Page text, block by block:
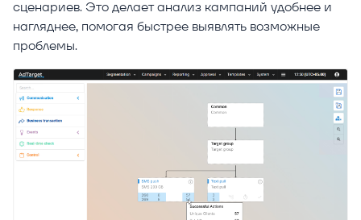
сценариев. Это делает анализ кампаний удобнее и
нагляднее, помогая быстрее выявлять возможные
проблемы.